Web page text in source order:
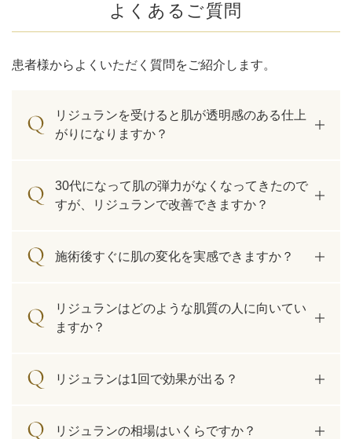
よくあるご質問
患者様からよくいただく質問をご紹介します。
リジュランを受けると肌が透明感のある仕上
がりになりますか？
30代になって肌の弾力がなくなってきたので
すが、リジュランで改善できますか？
施術後すぐに肌の変化を実感できますか？
リジュランはどのような肌質の人に向いてい
ますか？
リジュランは1回で効果が出る？
リジュランの相場はいくらですか？